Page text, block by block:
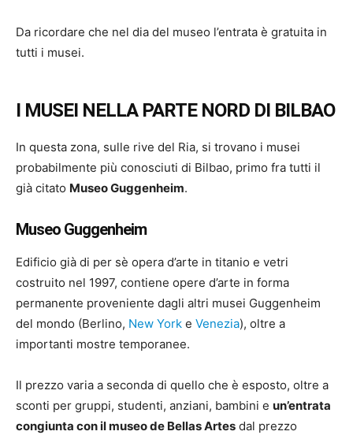
Da ricordare che nel dia del museo l’entrata è gratuita in
tutti i musei.
I MUSEI NELLA PARTE NORD DI BILBAO
In questa zona, sulle rive del Ria, si trovano i musei
probabilmente più conosciuti di Bilbao, primo fra tutti il
già citato Museo Guggenheim.
Museo Guggenheim
Edificio già di per sè opera d’arte in titanio e vetri
costruito nel 1997, contiene opere d’arte in forma
permanente proveniente dagli altri musei Guggenheim
del mondo (Berlino, New York e Venezia), oltre a
importanti mostre temporanee.
Il prezzo varia a seconda di quello che è esposto, oltre a
sconti per gruppi, studenti, anziani, bambini e un’entrata
congiunta con il museo de Bellas Artes dal prezzo